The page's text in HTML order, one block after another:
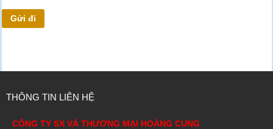
THÔNG TIN LIÊN HỆ
CÔNG TY SX VÀ THƯƠNG MẠI HOÀNG CUNG